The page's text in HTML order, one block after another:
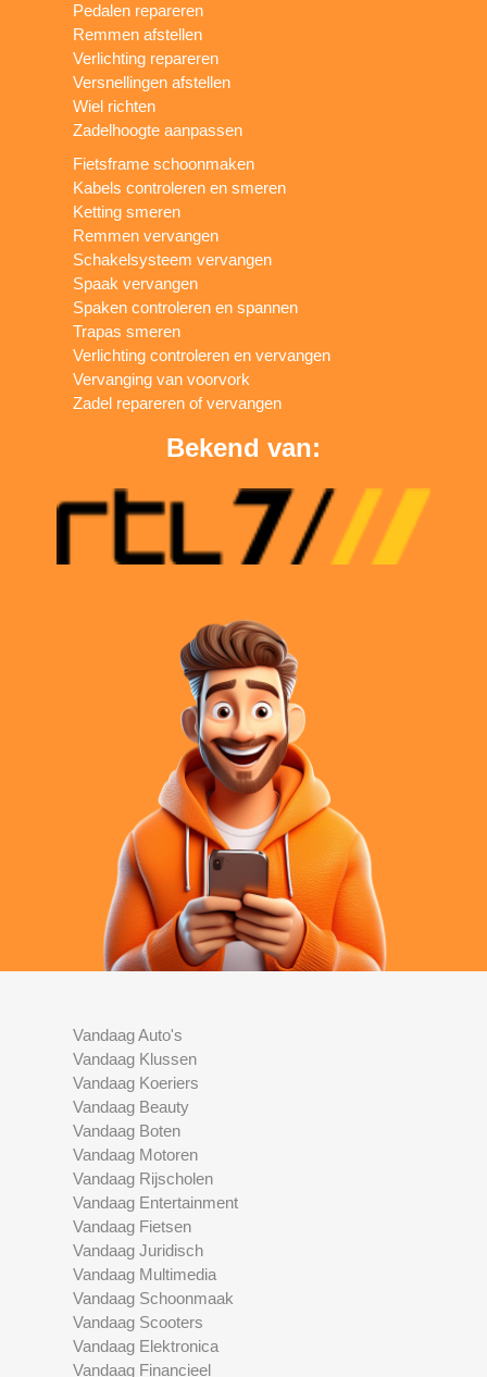
Pedalen repareren
Remmen afstellen
Verlichting repareren
Versnellingen afstellen
Wiel richten
Zadelhoogte aanpassen
Fietsframe schoonmaken
Kabels controleren en smeren
Ketting smeren
Remmen vervangen
Schakelsysteem vervangen
Spaak vervangen
Spaken controleren en spannen
Trapas smeren
Verlichting controleren en vervangen
Vervanging van voorvork
Zadel repareren of vervangen
Bekend van:
Vandaag Auto's
Vandaag Klussen
Vandaag Koeriers
Vandaag Beauty
Vandaag Boten
Vandaag Motoren
Vandaag Rijscholen
Vandaag Entertainment
Vandaag Fietsen
Vandaag Juridisch
Vandaag Multimedia
Vandaag Schoonmaak
Vandaag Scooters
Vandaag Elektronica
Vandaag Financieel